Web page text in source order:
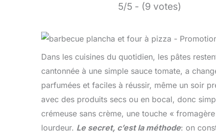
5/5 - (9 votes)
Dans les cuisines du quotidien, les pâtes
cantonnée à une simple sauce tomate, a
parfumées et faciles à réussir, même un soir
avec des produits secs ou en bocal, donc
crémeuse sans crème, une touche «
lourdeur. Le secret, c’est la méthode: on